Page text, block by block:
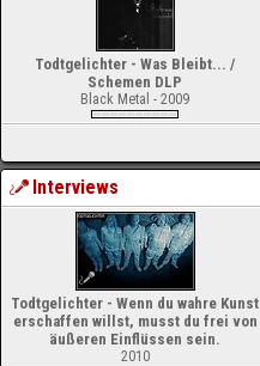
Todtgelichter - Was Bleibt... /
Schemen DLP
Black Metal - 2009
Interviews
Todtgelichter - Wenn du wahre Kunst
erschaffen willst, musst du frei von
äußeren Einflüssen sein.
2010